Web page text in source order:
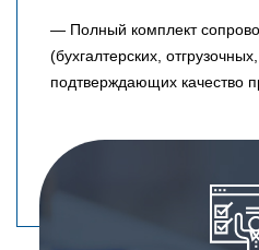
— Полный комплект
(бухгалтерских,
подтверждающих качество